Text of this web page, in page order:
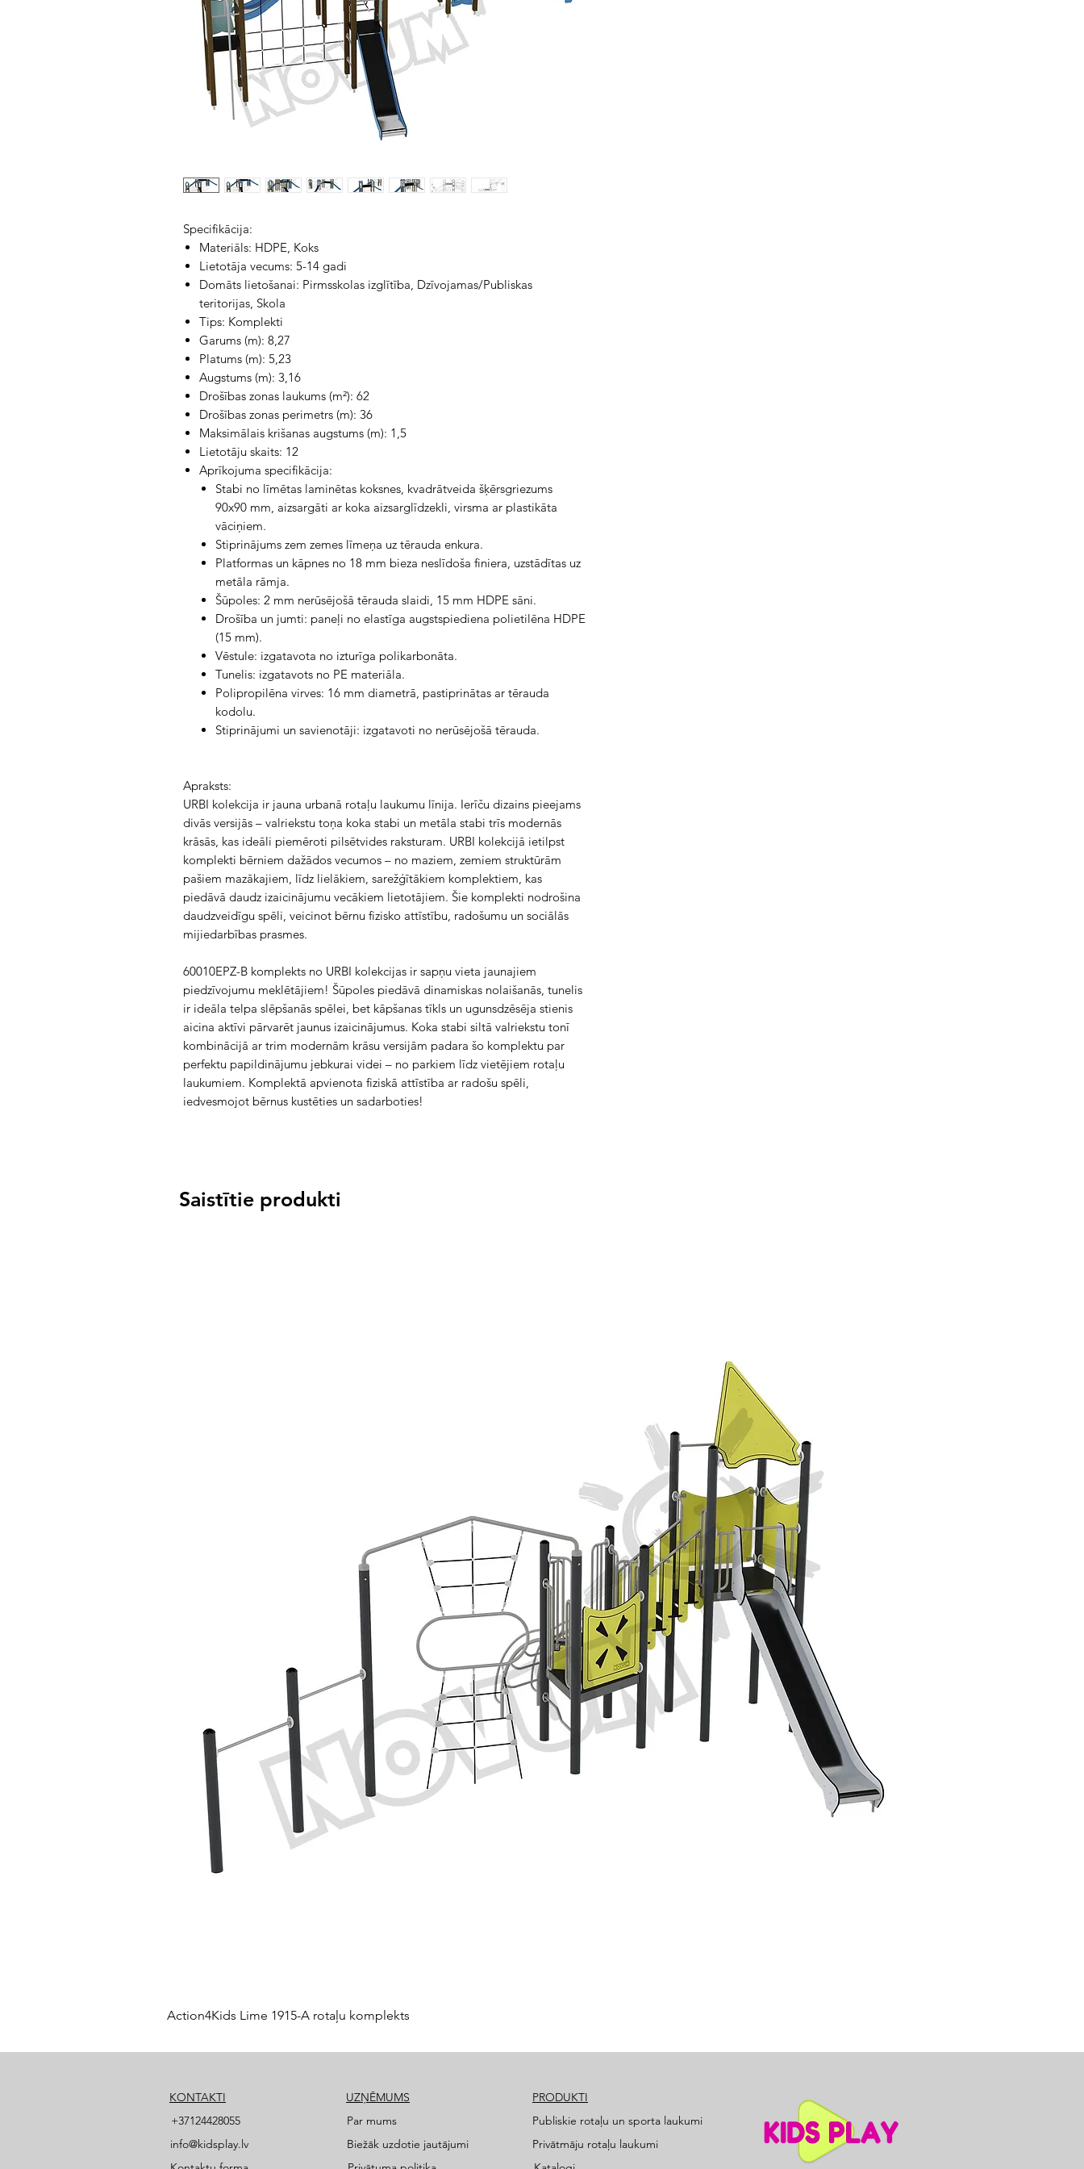
Specifikācija:
Materiāls: HDPE, Koks
Lietotāja vecums: 5-14 gadi
Domāts lietošanai: Pirmsskolas izglītība, Dzīvojamas/Publiskas
teritorijas, Skola
Tips: Komplekti
Garums (m): 8,27
Platums (m): 5,23
Augstums (m): 3,16
Drošības zonas laukums (m²): 62
Drošības zonas perimetrs (m): 36
Maksimālais krišanas augstums (m): 1,5
Lietotāju skaits: 12
Aprīkojuma specifikācija:
Stabi no līmētas laminētas koksnes, kvadrātveida šķērsgriezums
90x90 mm, aizsargāti ar koka aizsarglīdzekli, virsma ar plastikāta
vāciņiem.
Stiprinājums zem zemes līmeņa uz tērauda enkura.
Platformas un kāpnes no 18 mm bieza neslīdoša finiera, uzstādītas uz
metāla rāmja.
Šūpoles: 2 mm nerūsējošā tērauda slaidi, 15 mm HDPE sāni.
Drošība un jumti: paneļi no elastīga augstspiediena polietilēna HDPE
(15 mm).
Vēstule: izgatavota no izturīga polikarbonāta.
Tunelis: izgatavots no PE materiāla.
Polipropilēna virves: 16 mm diametrā, pastiprinātas ar tērauda
kodolu.
Stiprinājumi un savienotāji: izgatavoti no nerūsējošā tērauda.
Apraksts:
URBI kolekcija ir jauna urbanā rotaļu laukumu līnija. Ierīču dizains pieejams
divās versijās – valriekstu toņa koka stabi un metāla stabi trīs modernās
krāsās, kas ideāli piemēroti pilsētvides raksturam. URBI kolekcijā ietilpst
komplekti bērniem dažādos vecumos – no maziem, zemiem struktūrām
pašiem mazākajiem, līdz lielākiem, sarežģītākiem komplektiem, kas
piedāvā daudz izaicinājumu vecākiem lietotājiem. Šie komplekti nodrošina
daudzveidīgu spēli, veicinot bērnu fizisko attīstību, radošumu un sociālās
mijiedarbības prasmes.
60010EPZ-B komplekts no URBI kolekcijas ir sapņu vieta jaunajiem
piedzīvojumu meklētājiem! Šūpoles piedāvā dinamiskas nolaišanās, tunelis
ir ideāla telpa slēpšanās spēlei, bet kāpšanas tīkls un ugunsdzēsēja stienis
aicina aktīvi pārvarēt jaunus izaicinājumus. Koka stabi siltā valriekstu tonī
kombinācijā ar trim modernām krāsu versijām padara šo komplektu par
perfektu papildinājumu jebkurai videi – no parkiem līdz vietējiem rotaļu
laukumiem. Komplektā apvienota fiziskā attīstība ar radošu spēli,
iedvesmojot bērnus kustēties un sadarboties!
Saistītie produkti
Action4Kids Lime 1915-A rotaļu komplekts
KONTAKTI
+37124428055
info@kidsplay.lv
UZŅĒMUMS
Par mums
Biežāk uzdotie jautājumi
PRODUKTI
Publiskie rotaļu un sporta laukumi
Privātmāju rotaļu laukumi